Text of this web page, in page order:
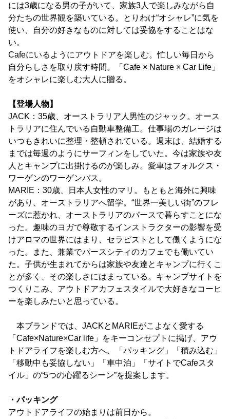
には3歳になる男の子がいて、家族3人で楽しみながら自
分たちの世界観を築いている。とりわけ“オシャレ”に気を
使い、自分の好きなものに対しては妥協をすることはな
い。
Cafeにいるようにアウトドアを楽しむ。忙しい毎日から
自分らしさを取り戻す時間。「Cafe × Nature × Car Life」
をオシャレに楽しむ大人に贈る。
【登場人物】
JACK：35歳、オーストラリア人男性のジャック。オース
トラリアに住んでいる自動車整備工。仕事場のガレージは
いつもきれいに整理・整頓されている。週末は、結婚する
までは毎週のようにサーフィンをしていた。今は家族や友
人とキャンプに出掛けるのが楽しみ。愛車はフォルクス・
ワーゲンのワーゲンバス。
MARIE：30歳、日本人女性のマリ。もともと海外に興味
があり、オーストラリアへ留学。“世界一美しい街”のフレ
ーズに惹かれ、オーストラリアのパースで暮らすことにな
った。趣味のヨガで尊敬するインストラクターの影響を受
けアロマの世界にはまり、セラピストとして働くようにな
った。また、兼業でパースシティのカフェでも働いてい
た。子供が生まれてからは家族や友達とキャンプに行くこ
とが多く、その楽しさにはまっている。キャンプサイトを
つくりこみ、アウトドアカフェスタイルで大好きなコーヒ
ーを楽しみたいと思っている。
本ブランドでは、JACKとMARIEがこよなく愛する
「Cafe×Nature×Car life」をキーコンセプトに掲げ、アウ
トドアライフを楽しむ方へ、「パッキング」「積み込む」
「移動中も妥協しない」「車中泊」「サイトでCafeスタ
イル」の“5つの心躍るシーン”を提案します。
・パッキング
アウトドアライフの始まりは前日から。